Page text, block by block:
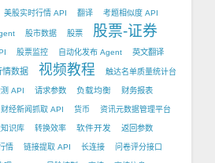
美股实时行情 API 翻译 考题相似度 API
股市数据 股票 股票-证券
股票监控 自动化发布 Agent 英文翻译
情数据 视频教程 触达名单质量统计台
API 请求参数 负载均衡 财务报表
财经新闻抓取 API 货币 资讯元数据管理平台
识库 转换效率 软件开发 返回参数
情 链接提取 API 长连接 问卷评分接口